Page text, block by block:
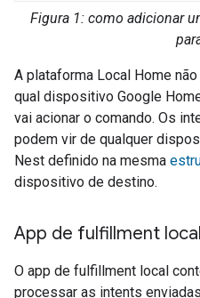
Figura 1: como adicionar
A plataforma Local Home
qual dispositivo Google
vai acionar o comando. Os
podem vir de qualquer
Nest definido na mesma
dispositivo de destino.
App de fulfillment local
O app de fulfillment local
processar as intents